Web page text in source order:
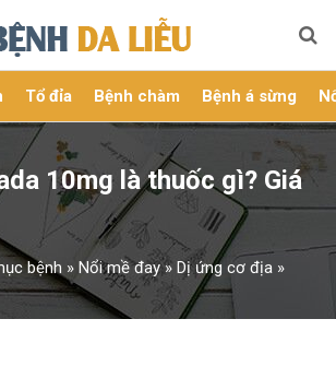
Tổ đỉa Bệnh chàm Bệnh á sừng
10mg là thuốc gì? Giá
bệnh » Nổi mề đay» Dị ứng cơ địa »